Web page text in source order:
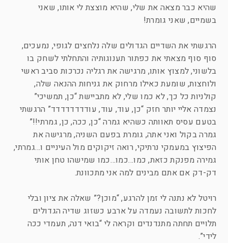
שהיא כבר מצאה את שלי, שהיא מוצצת לי אותו, שאני
בשמיים, שאני גומרת!
הרגשתי את השדיים הגדולים שלה נלחצים לגופי, נמעכים,
סוף סוף מצאתי את כפתור תענוגותיה והתחלתי לשחק בו
בלשוני, למצוץ אותו, מרגישה את רגליה נכרכות סביב ראשי
ולוחצות, שומעת כאילו מרחוק את גניחות ההנאה שלה,
קולניות כל כך, לא כמו שלי, לא מתביישת “כן, תמשיכי”
נצמדה אליי יותר חזק “כן, עוד, עוד, עודדדדדדדד” הרגשתי
בטעם עסיס תאוותה כשהיא גמרה “כן, ככה, כן, גמרתי!!”
גמרה בקול ואני אתה, גומרת בפעם השניה, מרגישה את
הפיצוץ במעמקי נרתיקי, רואה זיקוקים מול העיניים ו…גמרתי,
גמירה מפנקת כזאת, כמו…כמו…כמו שמישהו טחן אותי
דק-דק אם אתם מבינים למה אני מתכוונת.
רויטל לא נתנה לי זמן להרגע, “מוכן?” שאלה את ציון ובלי
לחכות לתשובה נעמדה על ארבע כשזוג שדיה הגדולים
תלויים תחתה מתנדנדים וקראה לי “בואי דנה, תעמדי ככה
לידי”.